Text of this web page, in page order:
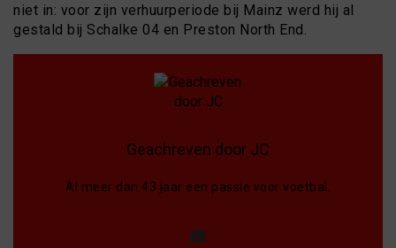
niet in: voor zijn verhuurperiode bij Mainz werd hij al
gestald bij Schalke 04 en Preston North End.
Geachreven door JC
Al meer dan 43 jaar een passie voor voetbal.